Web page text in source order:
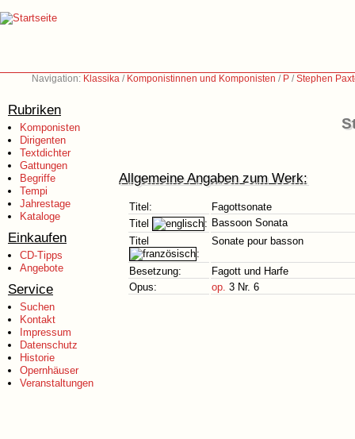
Navigation: Klassika / Komponistinnen und Komponisten / P /Stephen
Rubriken
Komponisten
Dirigenten
Textdichter
Gattungen
Begriffe
Tempi
Jahrestage
Kataloge
Einkaufen
CD-Tipps
Angebote
Service
Suchen
Kontakt
Impressum
Datenschutz
Historie
Opernhäuser
Veranstaltungen
Allgemeine Angaben zum Werk:
Titel:
Fagottsonate
Titel
: Bassoon Sonata
Titel
:
Sonate pour basson
Besetzung:
Fagott und Harfe
Opus:
op. 3 Nr. 6